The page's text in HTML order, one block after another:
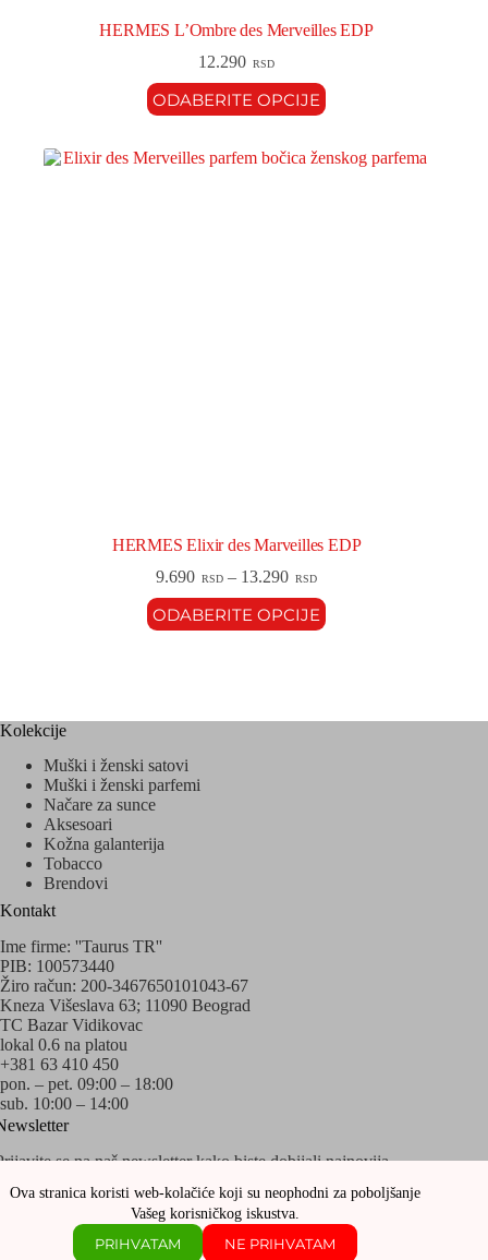
Ova stranica koristi web-kolačiće koji su neophodni za poboljšanje
Vašeg korisničkog iskustva.
PRIHVATAM NE PRIHVATAM
HERMES L’Ombre des Merveilles EDP
12.290 RSD
ODABERITE OPCIJE
HERMES Elixir des Marveilles EDP
9.690 RSD – 13.290 RSD
ODABERITE OPCIJE
Kolekcije
Muški i ženski satovi
Muški i ženski parfemi
Načare za sunce
Aksesoari
Kožna galanterija
Tobacco
Brendovi
Kontakt
Ime firme: ''Taurus TR''
PIB: 100573440
Žiro račun: 200-3467650101043-67
Kneza Višeslava 63; 11090 Beograd
TC Bazar Vidikovac
lokal 0.6 na platou
+381 63 410 450
pon. – pet. 09:00 – 18:00
sub. 10:00 – 14:00
se na naš newsletter kako biste dobijali najnovija